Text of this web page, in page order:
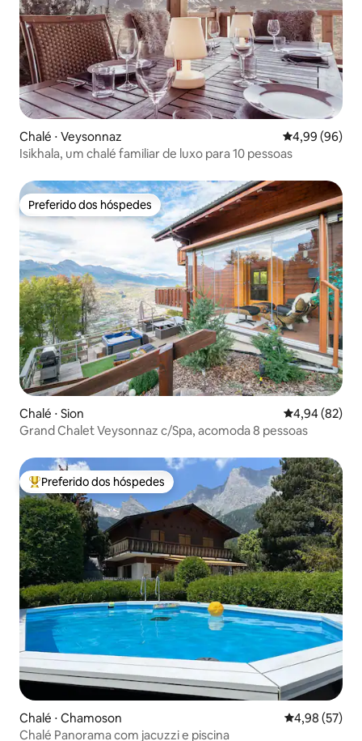
Chalé ⋅ Veysonnaz 4,99 de uma
4,99 (96)
Isikhala, um chalé familiar de luxo para 10 pessoas
Preferido dos hóspedes
Preferido dos hóspedes
Chalé ⋅ Sion 4,94 de uma
4,94 (82)
Grand Chalet Veysonnaz c/Spa, acomoda 8 pessoas
Entre os melhores preferidos dos hóspedes
Preferido dos hóspedes
Chalé ⋅ Chamoson 4,98 de uma
4,98 (57)
Chalé Panorama com jacuzzi e piscina